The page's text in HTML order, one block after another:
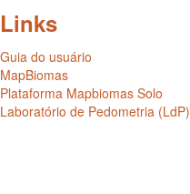
Links
Guia do usuário
MapBiomas
Plataforma Mapbiomas Solo
Laboratório de Pedometria (LdP)